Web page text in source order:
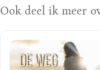
Ook deel ik meer